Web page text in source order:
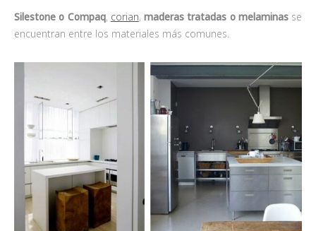
Silestone o Compaq, corian, maderas tratadas o melaminasse
encuentran entre los materiales más comunes.